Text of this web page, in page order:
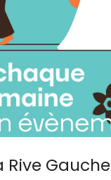
Rive Gauche